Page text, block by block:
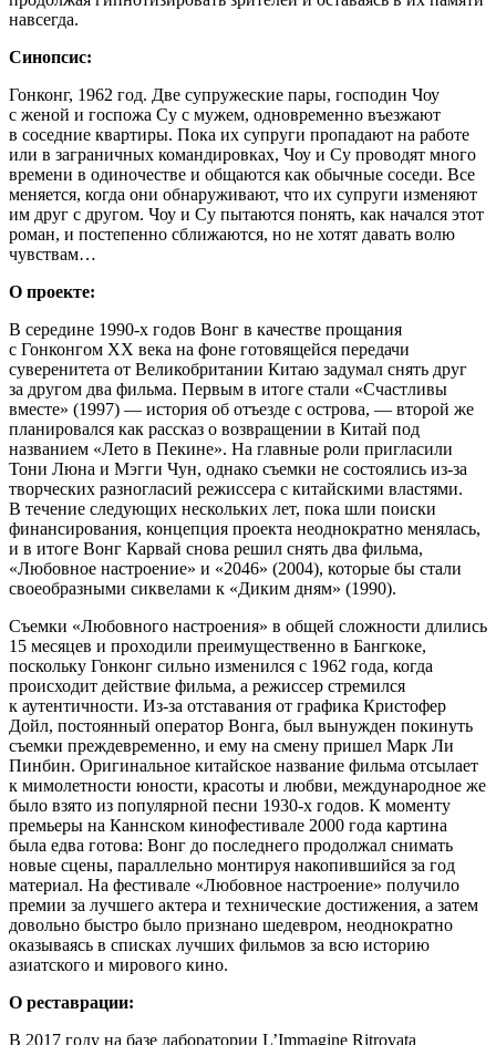
навсегда.
Синопсис:
Гонконг, 1962 год. Две супружеские пары, господин Чоу
с женой и госпожа Су с мужем, одновременно въезжают
в соседние квартиры. Пока их супруги пропадают на работе
или в заграничных командировках, Чоу и Су проводят много
времени в одиночестве и общаются как обычные соседи. Все
меняется, когда они обнаруживают, что их супруги изменяют
им друг с другом. Чоу и Су пытаются понять, как начался этот
роман, и постепенно сближаются, но не хотят давать волю
чувствам…
О проекте:
В середине 1990-х годов Вонг в качестве прощания
с Гонконгом XX века на фоне готовящейся передачи
суверенитета от Великобритании Китаю задумал снять друг
за другом два фильма. Первым в итоге стали «Счастливы
вместе» (1997) — история об отъезде с острова, — второй же
планировался как рассказ о возвращении в Китай под
названием «Лето в Пекине». На главные роли пригласили
Тони Люна и Мэгги Чун, однако съемки не состоялись из-за
творческих разногласий режиссера с китайскими властями.
В течение следующих нескольких лет, пока шли поиски
финансирования, концепция проекта неоднократно менялась,
и в итоге Вонг Карвай снова решил снять два фильма,
«Любовное настроение» и «2046» (2004), которые бы стали
своеобразными сиквелами к «Диким дням» (1990).
Съемки «Любовного настроения» в общей сложности длились
15 месяцев и проходили преимущественно в Бангкоке,
поскольку Гонконг сильно изменился с 1962 года, когда
происходит действие фильма, а режиссер стремился
к аутентичности. Из-за отставания от графика Кристофер
Дойл, постоянный оператор Вонга, был вынужден покинуть
съемки преждевременно, и ему на смену пришел Марк Ли
Пинбин. Оригинальное китайское название фильма отсылает
к мимолетности юности, красоты и любви, международное же
было взято из популярной песни 1930-х годов. К моменту
премьеры на Каннском кинофестивале 2000 года картина
была едва готова: Вонг до последнего продолжал снимать
новые сцены, параллельно монтируя накопившийся за год
материал. На фестивале «Любовное настроение» получило
премии за лучшего актера и технические достижения, а затем
довольно быстро было признано шедевром, неоднократно
оказываясь в списках лучших фильмов за всю историю
азиатского и мирового кино.
О реставрации:
В 2017 году на базе лаборатории L’Immagine Ritrovata